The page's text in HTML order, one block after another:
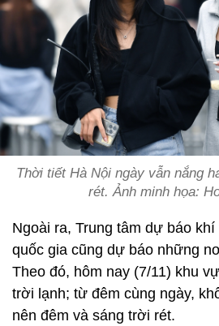
Thời tiết Hà Nội ngày vẫn nắng
rét. Ảnh minh họa:
Ngoài ra, Trung tâm dự báo
quốc gia cũng dự báo những
Theo đó, hôm nay (7/11) khu
trời lạnh; từ đêm cùng ngày,
nên đêm và sáng trời rét.